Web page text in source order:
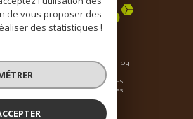
réservés | Traduction powered by
Google |
Plan du site
Mentions légales
liens Politique RGPD Cookies
de vous proposer des
des statistiques !